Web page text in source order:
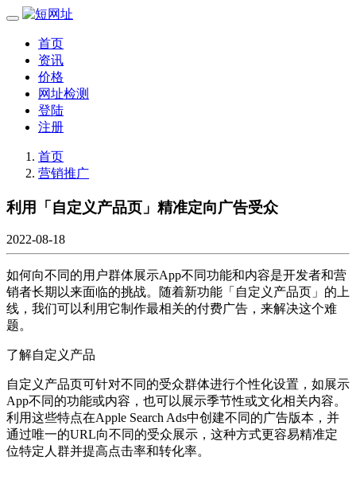
首页
资讯
价格
网址检测
登陆
注册
首页
营销推广
利用「自定义产品页」精准定向广告受众
2022-08-18
如何向不同的用户群体展示App不同功能和内容是开发者和营
销者长期以来面临的挑战。随着新功能「自定义产品页」的上
线，我们可以利用它制作最相关的付费广告，来解决这个难
题。
了解自定义产品
自定义产品页可针对不同的受众群体进行个性化设置，如展示
App不同的功能或内容，也可以展示季节性或文化相关内容。
利用这些特点在Apple Search Ads中创建不同的广告版本，并
通过唯一的URL向不同的受众展示，这种方式更容易精准定
位特定人群并提高点击率和转化率。